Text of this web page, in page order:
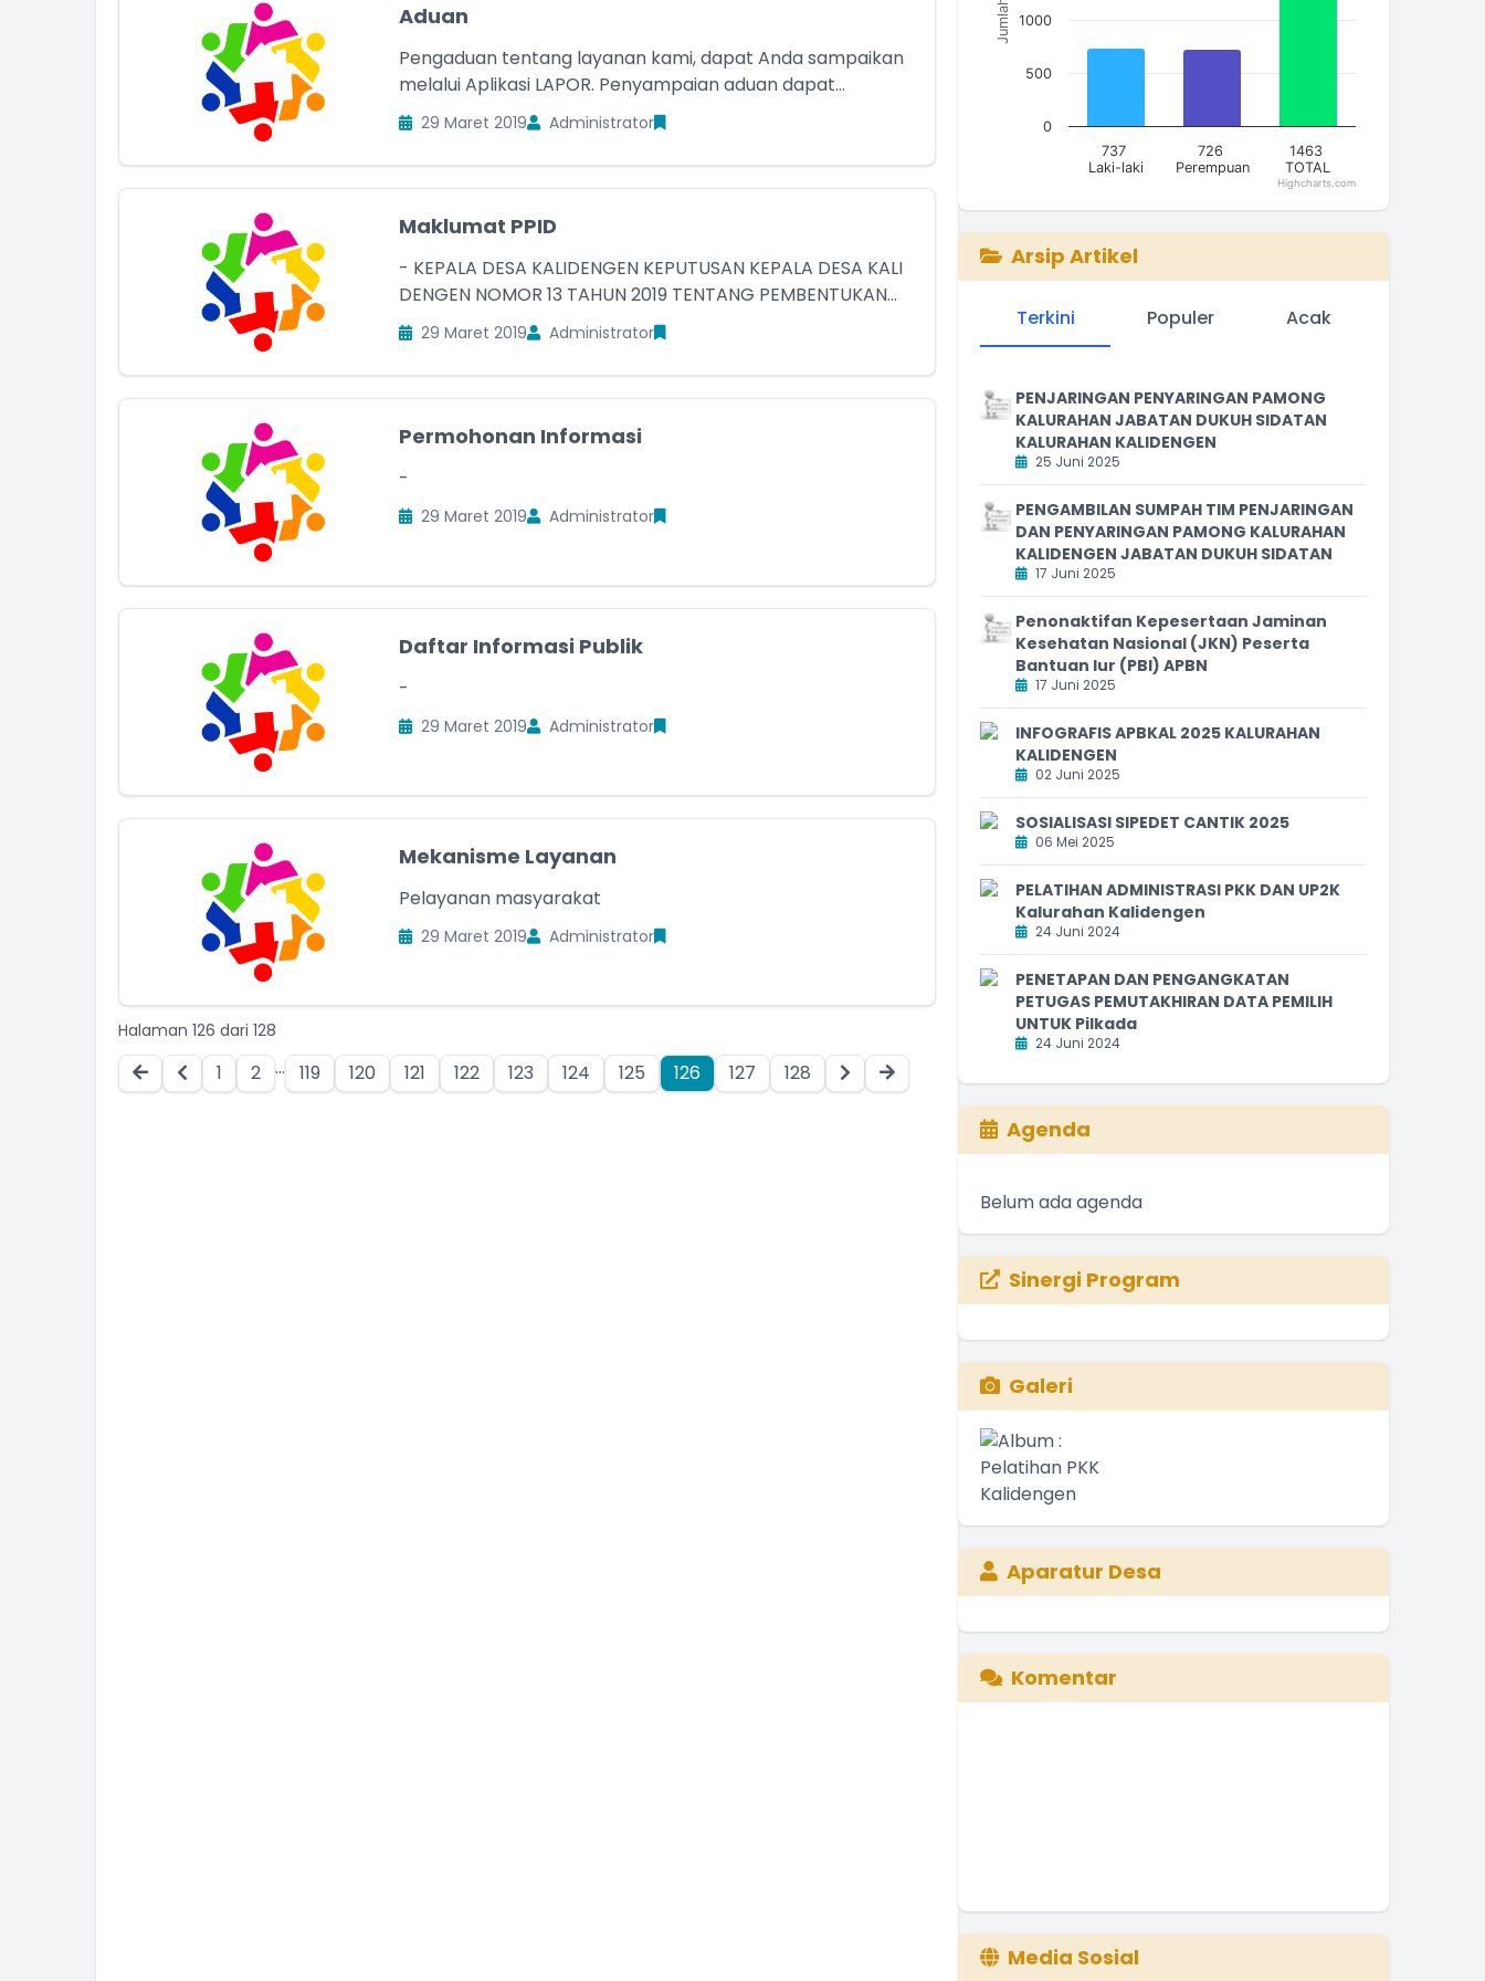
Aduan
Pengaduan tentang layanan kami, dapat Anda sampaikan
melalui Aplikasi LAPOR. Penyampaian aduan dapat...
29 Maret 2019 Administrator
Maklumat PPID
- KEPALA DESA KALIDENGEN KEPUTUSAN KEPALA DESA KALI
DENGEN NOMOR 13 TAHUN 2019 TENTANG PEMBENTUKAN...
29 Maret 2019 Administrator
Permohonan Informasi
-
29 Maret 2019 Administrator
Daftar Informasi Publik
-
29 Maret 2019 Administrator
Mekanisme Layanan
Pelayanan masyarakat
29 Maret 2019 Administrator
Halaman 126 dari 128
1 2 ... 119 120 121 122 123 124 125 126 127 128
Jumlah
737
Laki-laki
726
Perempuan
1463
TOTAL
0
500
1000
Highcharts.com
Arsip Artikel
Terkini Populer Acak
PENJARINGAN PENYARINGAN PAMONG
KALURAHAN JABATAN DUKUH SIDATAN
KALURAHAN KALIDENGEN
25 Juni 2025
PENGAMBILAN SUMPAH TIM PENJARINGAN
DAN PENYARINGAN PAMONG KALURAHAN
KALIDENGEN JABATAN DUKUH SIDATAN
17 Juni 2025
Penonaktifan Kepesertaan Jaminan
Kesehatan Nasional (JKN) Peserta
Bantuan Iur (PBI) APBN
17 Juni 2025
INFOGRAFIS APBKAL 2025 KALURAHAN
KALIDENGEN
02 Juni 2025
SOSIALISASI SIPEDET CANTIK 2025
06 Mei 2025
PELATIHAN ADMINISTRASI PKK DAN UP2K
Kalurahan Kalidengen
24 Juni 2024
PENETAPAN DAN PENGANGKATAN
PETUGAS PEMUTAKHIRAN DATA PEMILIH
UNTUK Pilkada
24 Juni 2024
Agenda
Belum ada agenda
Sinergi Program
Galeri
Aparatur Desa
Komentar
Media Sosial